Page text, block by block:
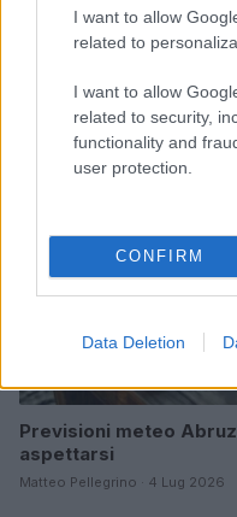
I want to allow
related to
I want to allow
related to security,
functionality and
user protection.
CONFIRM
Data Deletion
prossimità
Davide Ferraro · 4 Lug 2026
ABRUZZO
Previsioni meteo
aspettarsi
Matteo Pellegrino · 4 Lug 2026